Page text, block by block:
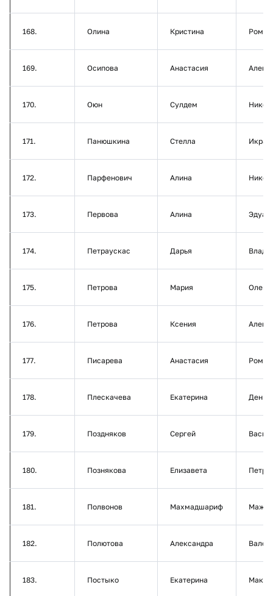
168. Олина Кристина
169. Осипова Анастасия
170. Оюн Сулдем
171. Панюшкина Стелла
172. Парфенович Алина
173. Первова Алина
174. Петраускас Дарья
175. Петрова Мария
176. Петрова Ксения
177. Писарева Анастасия
178. Плескачева Екатерина
179. Поздняков Сергей
180. Познякова Елизавета
181. Полвонов Махмадшариф
182. Полютова Александра
183. Постыко Екатерина